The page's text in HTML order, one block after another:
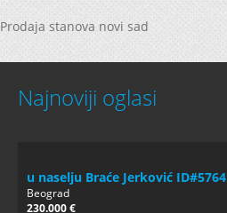
Prodaja stanova novi sad
Najnoviji oglasi
u naselju Braće Jerković ID#5764
Beograd
230.000 €